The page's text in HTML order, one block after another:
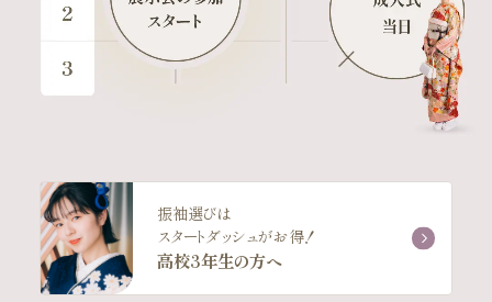
振袖選びは
スタートダッシュがお得！
高校3年生の方へ